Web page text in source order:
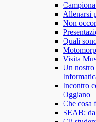
Allenarsi
Non
Quali
Visita
Un nostro
Incontro
Oggiano
Che cosa
SEAB: